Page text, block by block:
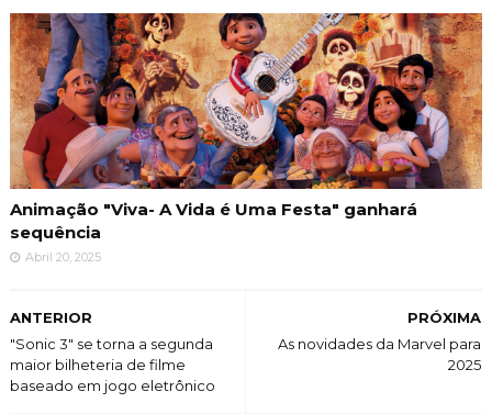
Animação "Viva- A Vida é Uma Festa" ganhará
sequência
Abril 20, 2025
PRÓXIMA
As novidades da Marvel para
2025
ANTERIOR
"Sonic 3" se torna a segunda
maior bilheteria de filme
baseado em jogo eletrônico